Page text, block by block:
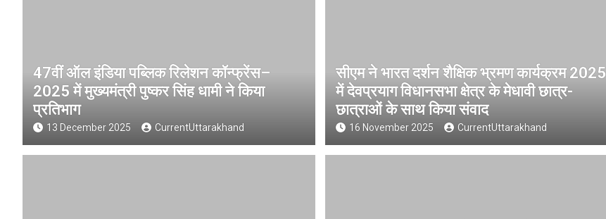
47वीं ऑल इंडिया पब्लिक रिलेशन कॉन्फ्रेंस–
2025 में मुख्यमंत्री पुष्कर सिंह धामी ने किया
प्रतिभाग
13 December 2025 CurrentUttarakhand
सीएम ने भारत दर्शन शैक्षिक भ्रमण कार्यक्रम 2025
में देवप्रयाग विधानसभा क्षेत्र के मेधावी छात्र-
छात्राओं के साथ किया संवाद
16 November 2025 CurrentUttarakhand